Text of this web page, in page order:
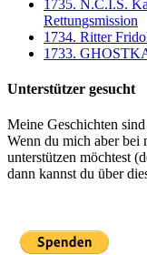
1735. N.C.I.S.
Rettungsmission
1734. Ritter
1733.
Unterstützer gesucht
Meine Geschichten
Wenn du mich aber bei
unterstützen möchtest
dann kannst du über